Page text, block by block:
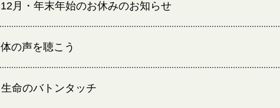
12月・年末年始のお休みのお知らせ
体の声を聴こう
生命のバトンタッチ